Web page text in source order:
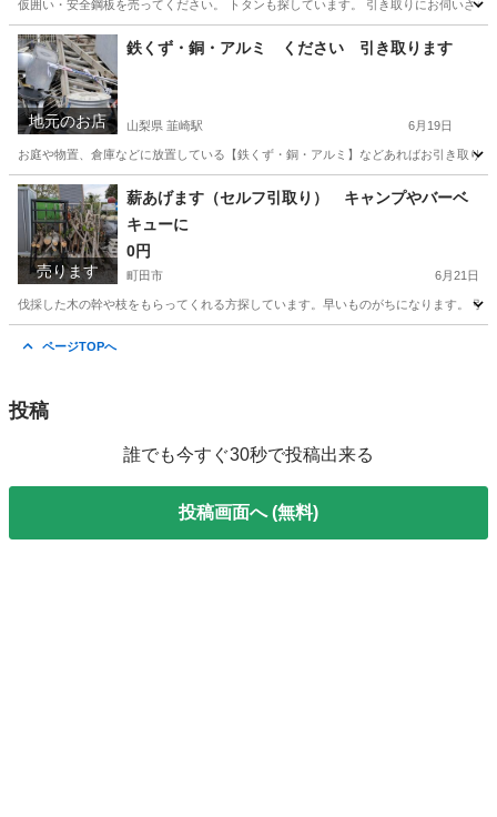
仮囲い・安全鋼板を売ってください。 トタンも探しています。 引き取りにお伺いさ
東京 町田市 便利屋
地元のお店
鉄くず・銅・アルミ ください 引き取ります
山梨県 韮崎駅 6月19日
お庭や物置、倉庫などに放置している【鉄くず・銅・アルミ】などあればお引き取
山梨 韮崎市 韮崎駅 便利屋 ホームページ
売ります
薪あげます（セルフ引取り） キャンプやバーベ
キューに
0円
町田市 6月21日
伐採した木の幹や枝をもらってくれる方探しています。早いものがちになります。
ページTOPへ
投稿
誰でも今すぐ30秒で投稿出来る
投稿画面へ (無料)